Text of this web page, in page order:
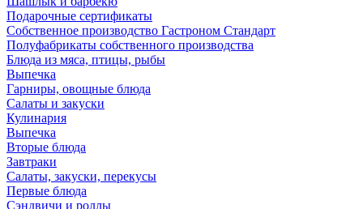
Подарочные сертификаты
Собственное производство Гастроном Стандарт
Полуфабрикаты собственного производства
Блюда из мяса, птицы, рыбы
Выпечка
Гарниры, овощные блюда
Салаты и закуски
Кулинария
Выпечка
Вторые блюда
Завтраки
Салаты, закуски, перекусы
Первые блюда
Сэндвичи и роллы